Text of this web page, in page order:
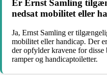
Er Ernst Samling
nedsat mobilitet eller
Ja, Ernst Samling er
mobilitet eller handicap. Der
der opfylder kravene for disse
ramper og handicaptoiletter.